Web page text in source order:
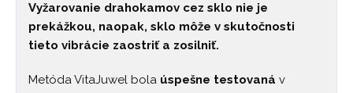
Vyžarovanie drahokamov cez sklo nie je
prekážkou, naopak, sklo môže v skutočnosti
tieto vibrácie zaostriť a zosilniť.
Metóda VitaJuwel bola úspešne testovaná v